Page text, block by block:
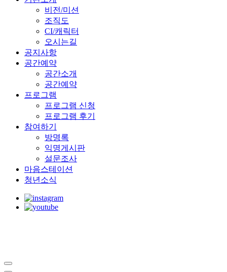
비전/미션
조직도
CI/캐릭터
오시는길
공지사항
공간예약
공간소개
공간예약
프로그램
프로그램 신청
프로그램 후기
참여하기
방명록
익명게시판
설문조사
마음스테이션
청년소식